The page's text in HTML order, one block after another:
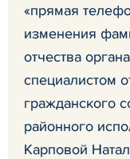
«прямая
изменения
отчества
специалистом
гражданского
районного
Карповой